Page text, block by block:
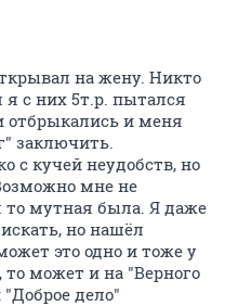
на жену. Никто
я с них 5т.р. пытался
отбрыкались и меня
заключить.
с кучей неудобств, но
мне не
то мутная была. Я даже
но нашёл
это одно и тоже у
то может и на "Верного
дело"